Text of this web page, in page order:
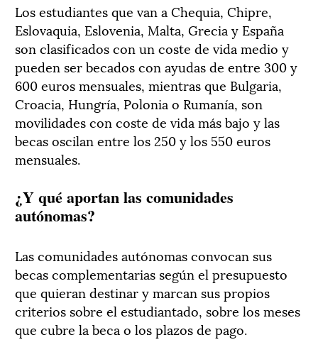
Los estudiantes que van a Chequia, Chipre,
Eslovaquia, Eslovenia, Malta, Grecia y España
son clasificados con un coste de vida medio y
pueden ser becados con ayudas de entre 300 y
600 euros mensuales, mientras que Bulgaria,
Croacia, Hungría, Polonia o Rumanía, son
movilidades con coste de vida más bajo y las
becas oscilan entre los 250 y los 550 euros
mensuales.
¿Y qué aportan las comunidades
autónomas?
Las comunidades autónomas convocan sus
becas complementarias según el presupuesto
que quieran destinar y marcan sus propios
criterios sobre el estudiantado, sobre los meses
que cubre la beca o los plazos de pago.